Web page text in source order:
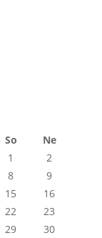
So
Ne
1
2
8
9
15
16
22
23
29
30